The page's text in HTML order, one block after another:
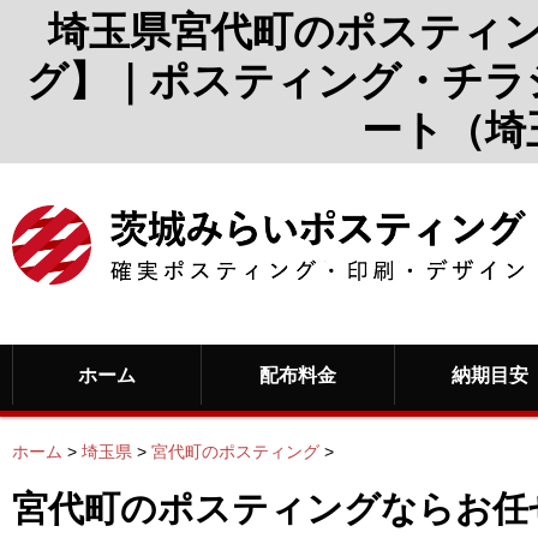
埼玉県宮代町のポスティ
グ】｜ポスティング・チ
ート（
ホーム 配布料金 納期目安
ホーム > 埼玉県 > 宮代町のポスティング >
宮代町のポスティングならお